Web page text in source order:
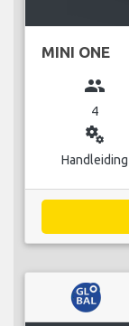
MINI ONE
group
4
miscellaneous_services
Handleiding